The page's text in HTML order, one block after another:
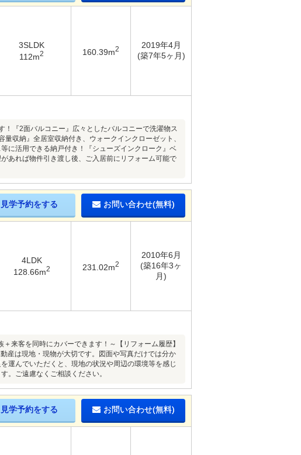
3SLDK
112m2 160.39m2
2019年4月
(築7年5ヶ月)
『2面バルコニー』広々としたバルコニーで洗濯物ス
収納』全居室収納付き、ウォークインクローゼット、
に活用できる納戸付き！『シューズインクローク』ベ
あれば物件引き渡し後、ご入居前にリフォーム可能で
見学予約をする お問い合わせ(無料)
4LDK
128.66m2 231.02m2
2010年6月
(築16年3ヶ
月)
来客を同時にカバーできます！～【リフォーム履歴】
産は現地・現物が大切です。図面や写真だけでは分か
運んでいただくと、現地の状況や周辺の環境等を感じ
。ご遠慮なくご相談ください。
見学予約をする お問い合わせ(無料)